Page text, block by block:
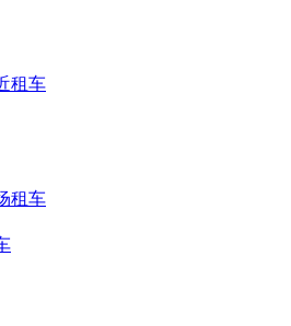
租车
租车